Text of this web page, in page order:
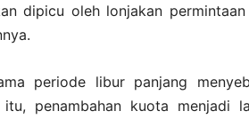
dipicu oleh lonjakan permintaan
periode libur panjang
penambahan kuota menjadi